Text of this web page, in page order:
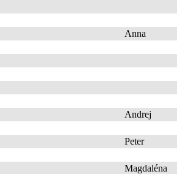
Anna
Andrej
Peter
Magdaléna